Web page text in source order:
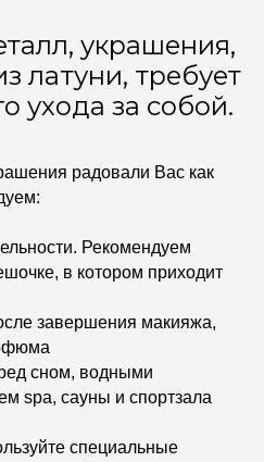
украшения,
латуни, требует
ухода за собой.
радовали Вас как
Рекомендуем
в котором приходит
завершения макияжа,
сном, водными
spa, сауны и спортзала
специальные